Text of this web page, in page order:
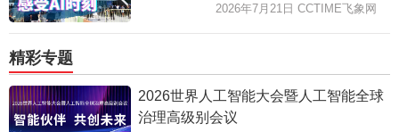
2026年7月21日 CCTIME飞象网
精彩专题
2026世界人工智能大会暨人工智能全球
治理高级别会议